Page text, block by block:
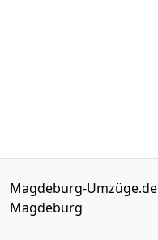
Magdeburg-Umzüge.de
Magdeburg